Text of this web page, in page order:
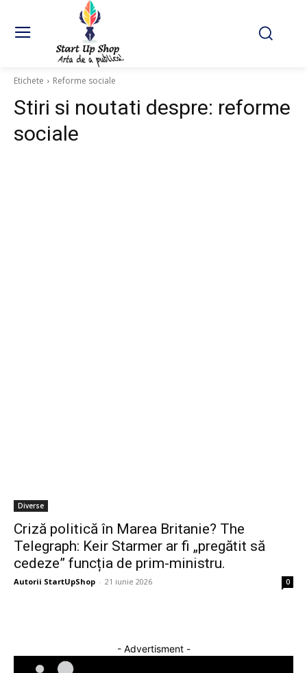
Etichete Reforme sociale
Stiri si noutati despre: reforme
sociale
Diverse
Criză politică în Marea Britanie? The
Telegraph: Keir Starmer ar fi „pregătit să
cedeze” funcția de prim-ministru.
Autorii StartUpShop - 21 iunie 2026 0
- Advertisment -